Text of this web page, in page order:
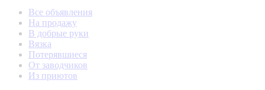
Все объявления
На продажу
В добрые руки
Вязка
Потерявшиеся
От заводчиков
Из приютов